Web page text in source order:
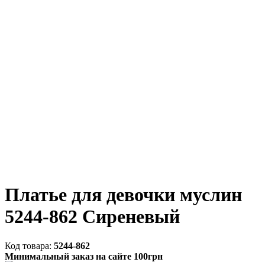
Платье для девочки муслин
5244-862 Сиреневый
5244-862
Минимальный заказ на сайте 100грн